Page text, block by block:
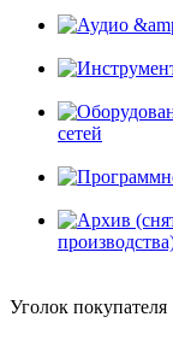
сетей
Уголок покупателя